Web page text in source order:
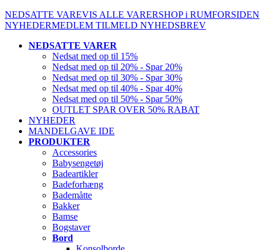
NEDSATTE VAREVIS ALLE VARERSHOP i RUMFORSIDEN
NYHEDERMEDLEM TILMELD NYHEDSBREV
NEDSATTE VARER
Nedsat med op til 15%
Nedsat med op til 20% - Spar 20%
Nedsat med op til 30% - Spar 30%
Nedsat med op til 40% - Spar 40%
Nedsat med op til 50% - Spar 50%
OUTLET SPAR OVER 50% RABAT
NYHEDER
MANDELGAVE IDE
PRODUKTER
Accessories
Babysengetøj
Badeartikler
Badeforhæng
Bademåtte
Bakker
Bamse
Bogstaver
Bord